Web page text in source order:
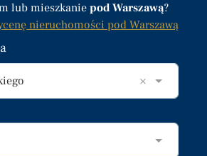
lub mieszkanie pod Warszawą?
nieruchomości pod Warszawą
×